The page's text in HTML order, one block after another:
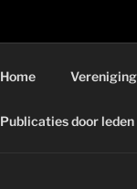
Home Vereniging
Publicaties door leden